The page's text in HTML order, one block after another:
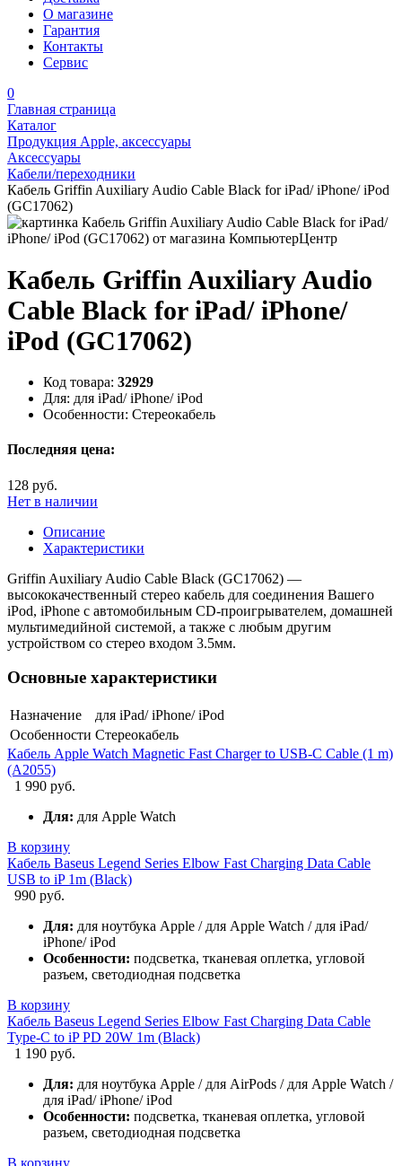
О магазине
Гарантия
Контакты
Сервис
0
Главная страница
Каталог
Продукция Apple, аксессуары
Аксессуары
Кабели/переходники
Кабель Griffin Auxiliary Audio Cable Black for iPad/ iPhone/ iPod
(GC17062)
Кабель Griffin Auxiliary Audio
Cable Black for iPad/ iPhone/
iPod (GC17062)
Код товара: 32929
Для: для iPad/ iPhone/ iPod
Особенности: Стереокабель
Последняя цена:
128 руб.
Нет в наличии
Описание
Характеристики
Griffin Auxiliary Audio Cable Black (GC17062) —
высококачественный стерео кабель для соединения Вашего
iPod, iPhone c автомобильным CD-проигрывателем, домашней
мультимедийной системой, а также с любым другим
устройством со стерео входом 3.5мм.
Основные характеристики
Назначение
для iPad/ iPhone/ iPod
Особенности Стереокабель
Кабель Apple Watch Magnetic Fast Charger to USB-C Cable (1 m)
(A2055)
1 990 руб.
Для: для Apple Watch
В корзину
Кабель Baseus Legend Series Elbow Fast Charging Data Cable
USB to iP 1m (Black)
990 руб.
Для: для ноутбука Apple / для Apple Watch / для iPad/
iPhone/ iPod
Особенности: подсветка, тканевая оплетка, угловой
разъем, светодиодная подсветка
В корзину
Кабель Baseus Legend Series Elbow Fast Charging Data Cable
Type-C to iP PD 20W 1m (Black)
1 190 руб.
Для: для ноутбука Apple / для AirPods / для Apple Watch /
для iPad/ iPhone/ iPod
Особенности: подсветка, тканевая оплетка, угловой
разъем, светодиодная подсветка